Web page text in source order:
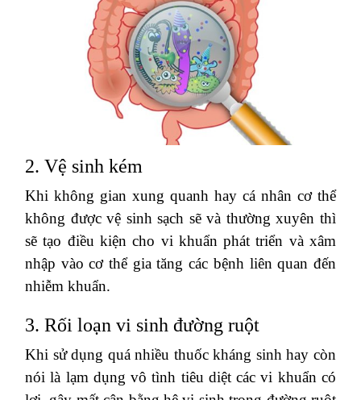
2. Vệ sinh kém
Khi không gian xung quanh hay cá nhân cơ thể
không được vệ sinh sạch sẽ và thường xuyên thì
sẽ tạo điều kiện cho vi khuẩn phát triển và xâm
nhập vào cơ thể gia tăng các bệnh liên quan đến
nhiễm khuẩn.
3. Rối loạn vi sinh đường ruột
Khi sử dụng quá nhiều thuốc kháng sinh hay còn
nói là lạm dụng vô tình tiêu diệt các vi khuẩn có